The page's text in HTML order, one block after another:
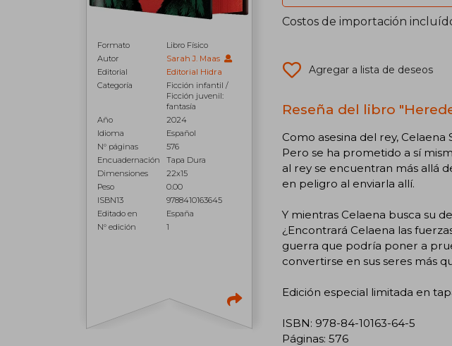
Formato
Libro Físico
Autor
Sarah J. Maas
Editorial
Editorial Hidra
Categoría
Ficción infantil /
Ficción juvenil:
fantasía
Año
2024
Idioma
Español
N° páginas
576
Encuadernación
Tapa Dura
Dimensiones
22x15
Peso
0.00
ISBN13
9788410163645
Editado en
España
N° edición
1
Costos de importación
Agregar a lista de deseos
Reseña del libro
Como asesina del rey,
Pero se ha prometido a sí
al rey se encuentran más allá
en peligro al enviarla allí.
Y mientras Celaena busca su
¿Encontrará Celaena las
guerra que podría poner a
convertirse en sus seres más
Edición especial limitada en
ISBN: 978-84-10163-64-5
Páginas: 576